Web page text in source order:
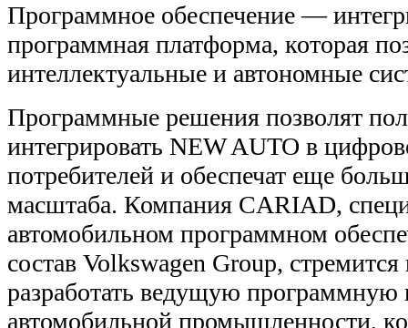
Программное обеспечение —
программная платформа, которая
интеллектуальные и автономные
Программные решения позволят
интегрировать NEW AUTO в
потребителей и обеспечат еще
масштаба. Компания CARIAD,
автомобильном программном
состав Volkswagen Group, стремится
разработать ведущую программную
автомобильной промышленности,